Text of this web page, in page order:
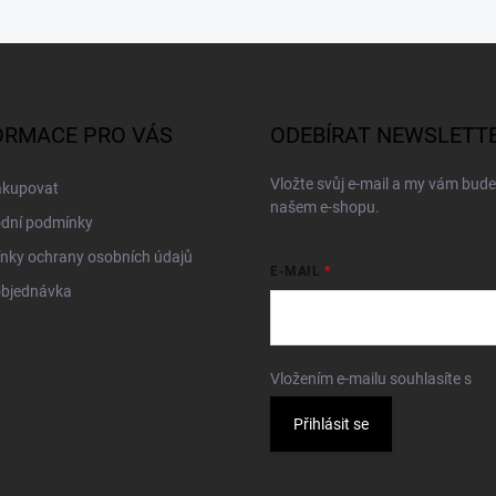
PRO VÁS
podmínky
ochrany osobních údajů
ODEBÍRAT
Vložte svůj e-mail a my vám
našem e-shopu.
E-MAIL
Vložením e-mailu souhlasíte s
Přihlásit se